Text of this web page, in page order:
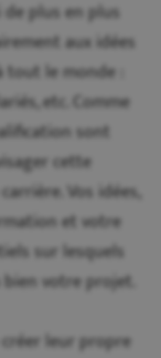
plus en plus
aux idées
tout le monde :
etc. Comme
sont
cette
Vos idées,
et votre
sur lesquels
votre projet.
leur propre